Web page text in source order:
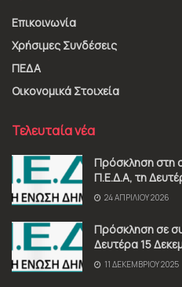
Επικοινωνία
Χρήσιμες Συνδέσεις
ΠΕΔΑ
Οικονομικά Στοιχεία
Τελευταία νέα
Πρόσκληση στη
Π.Ε.Δ.Α, τη
24 ΑΠΡΙΛΊΟΥ 2026
Πρόσκληση σε
Δευτέρα 15
11 ΔΕΚΕΜΒΡΊΟΥ 2025